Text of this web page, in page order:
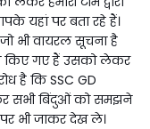
यहां पर बता रहे हैं।
भी वायरल सूचना है
किए गए हैं उसको लेकर
है कि SSC GD
सभी बिंदुओं को समझने
भी जाकर देख ले।